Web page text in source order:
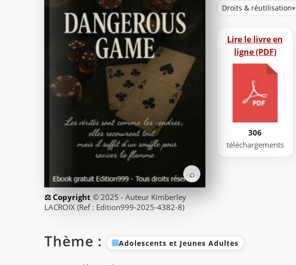
⌕
© 2025 - Auteur Kimberley
LACROIX (Ref : Edition999-2025-4382-8)
Droits & réutilisation▾
Lire le livre en
ligne (PDF)
306
téléchargements
Thème : Adolescents et Jeunes Adultes